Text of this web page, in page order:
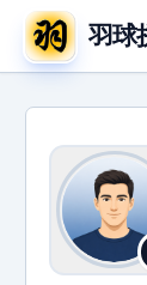
羽球